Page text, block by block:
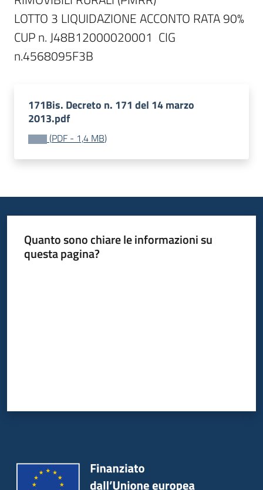
LOTTO 3 LIQUIDAZIONE ACCONTO RATA 90%
CUP n. J48B12000020001  CIG
171Bis. Decreto n. 171 del 14 marzo
2013.pdf
(PDF - 1,4 MB)
Quanto sono chiare le informazioni su
questa pagina?